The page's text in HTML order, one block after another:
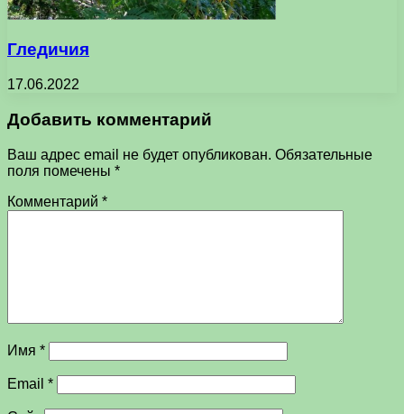
Гледичия
17.06.2022
Добавить комментарий
Ваш адрес email не будет опубликован. Обязательные
поля помечены *
Комментарий *
Имя *
Email *